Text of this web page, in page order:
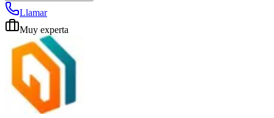
Llamar
Muy experta